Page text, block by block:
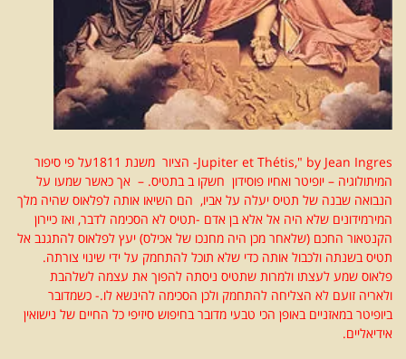
Jupiter et Thétis," by Jean Ingres- הציור משנת 1811על פי סיפור
המיתולוגיה – יופיטר ואחיו פוסידון חשקו ב בתטיס. – אך כאשר שמעו על
הנבואה שבנה של תטיס יעלה על אביו, הם השיאו אותה לפלאוס שהיה מלך
המירמידונים שלא היה אל אלא בן אדם -תטיס לא הסכימה לדבר, ואז כיירון
הקנטאור החכם (שלאחר מכן היה מחנכו של אכילס) יעץ לפלאוס להתגנב אל
תטיס בשנתה ולכבול אותה כדי שלא תוכל להתחמק על ידי שינוי צורתה.
פלאוס שמע לעצתו ולמרות שתטיס ניסתה להפוך את עצמה לשלהבת
ולאריה זועם לא הצליחה להתחמק ולכן הסכימה להינשא לו.- כשמדובר
ביופיטר במאזניים באופן הכי טבעי מדובר בחיפוש סיזיפי כל החיים של נישואין
אידיאליים.